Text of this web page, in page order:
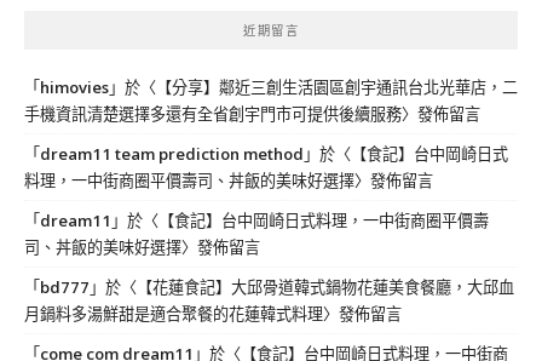
近期留言
「himovies」於〈 【分享】鄰近三創生活園區創宇通訊台北光華店，二
手機資訊清楚選擇多還有全省創宇門市可提供後續服務〉發佈留言
「dream11 team prediction method 」於〈 【食記】台中岡崎日式
料理，一中街商圈平價壽司、丼飯的美味好選擇〉發佈留言
「dream11 」於〈 【食記】台中岡崎日式料理，一中街商圈平價壽
司、丼飯的美味好選擇〉發佈留言
「bd777 」於〈 【花蓮食記】大邱骨道韓式鍋物花蓮美食餐廳，大邱血
月鍋料多湯鮮甜是適合聚餐的花蓮韓式料理〉發佈留言
「come com dream11 」於〈 【食記】台中岡崎日式料理，一中街商